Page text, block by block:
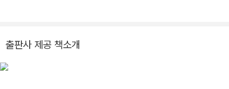
출판사 제공 책소개